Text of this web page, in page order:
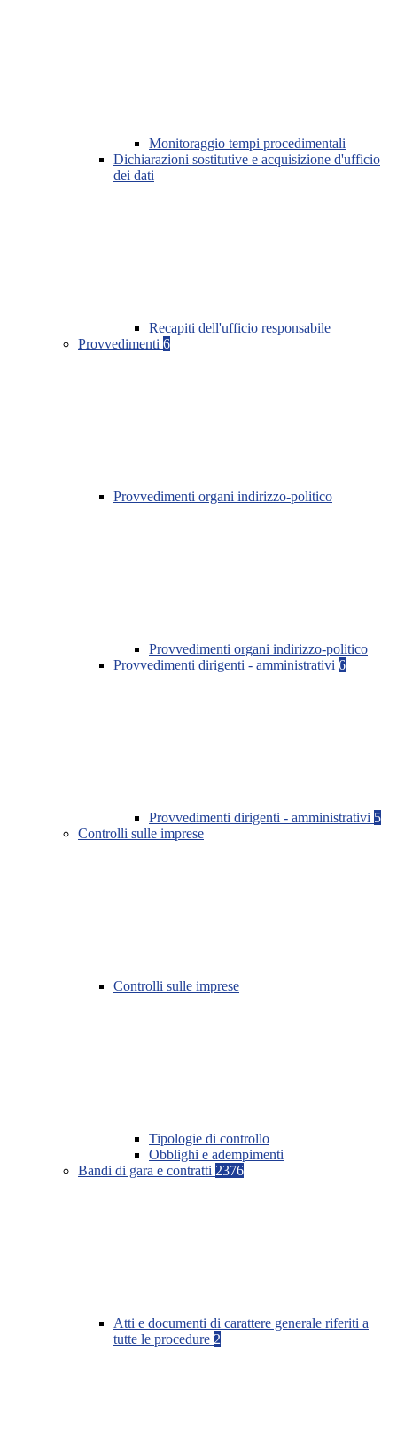
Monitoraggio tempi procedimentali
Dichiarazioni sostitutive e acquisizione d'ufficio
dei dati
Recapiti dell'ufficio responsabile
Provvedimenti 6
Provvedimenti organi indirizzo-politico
Provvedimenti organi indirizzo-politico
Provvedimenti dirigenti - amministrativi 6
Provvedimenti dirigenti - amministrativi 5
Controlli sulle imprese
Controlli sulle imprese
Tipologie di controllo
Obblighi e adempimenti
Bandi di gara e contratti 2376
Atti e documenti di carattere generale riferiti a
tutte le procedure 2